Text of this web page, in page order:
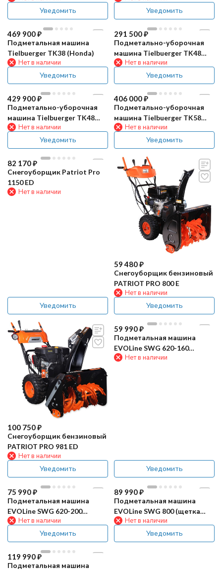
Уведомить Уведомить
469 900₽
Подметальная машина
Tielbuerger TK38 (Honda)
Нет в наличии
Уведомить
291 500₽
Подметально-уборочная
машина Tielbuerger TK48
(B&S)Нет в наличии
Уведомить
429 900₽
Подметально-уборочная
машина Tielbuerger TK48
Professional HYDRO (B&S)
Нет в наличии
Уведомить
406 000₽
Подметально-уборочная
машина Tielbuerger TK58
Professional HYDRO (B&S)
Нет в наличии
Уведомить
82 170₽
Снегоуборщик Patriot Pro
1150 ED
Нет в наличии
Уведомить
59 480₽
Снегоуборщик бензиновый
PATRIOT PRO 800 E
Нет в наличии
Уведомить
100 750₽
Снегоуборщик бензиновый
PATRIOT PRO 981 ED
Нет в наличии
Уведомить
59 990₽
Подметальная машина
EVOLine SWG 620-160
(щетка для снега)
Нет в наличии
Уведомить
75 990₽
Подметальная машина
EVOLine SWG 620-200
(щетка для снега)
Нет в наличии
Уведомить
89 990₽
Подметальная машина
EVOLine SWG 800 (щетка
для снега)
Нет в наличии
Уведомить
119 990₽
Подметальная машина